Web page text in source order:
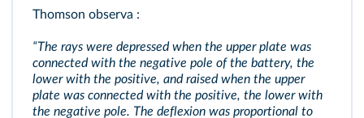
Thomson observa :
“The rays were depressed when the upper plate was
connected with the negative pole of the battery, the
lower with the positive, and raised when the upper
plate was connected with the positive, the lower with
the negative pole. The deflexion was proportional to